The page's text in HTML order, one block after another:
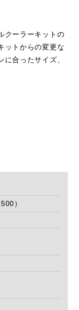
クーラーキットの
ットからの変更な
合ったサイズ、
）